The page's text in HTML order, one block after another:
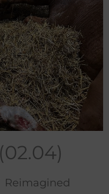
(02.04)
Reimagined